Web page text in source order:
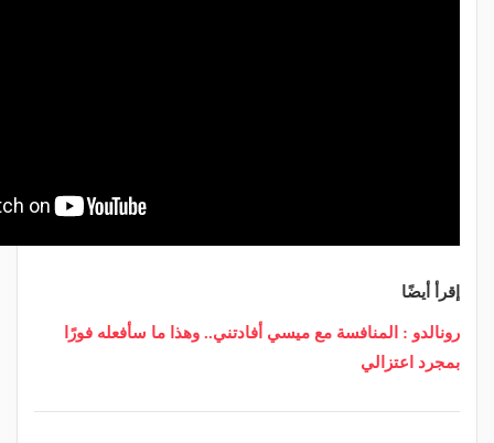
إقرأ أيضًا
رونالدو : المنافسة مع ميسي أفادتني.. وهذا ما سأفعله فورًا
بمجرد اعتزالي